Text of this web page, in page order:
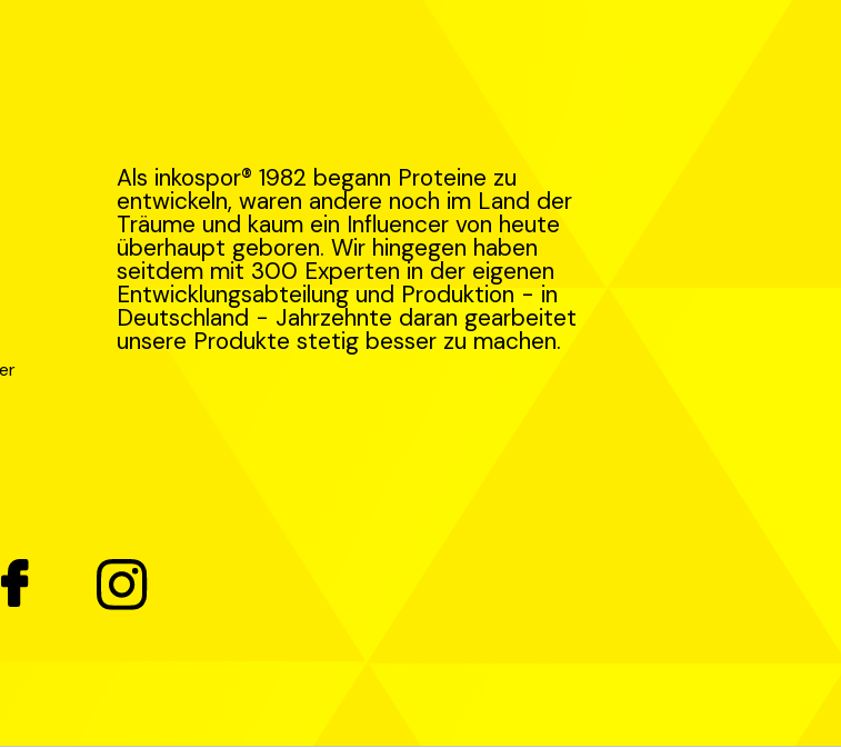
Als inkospor® 1982 begann Proteine zu
entwickeln, waren andere noch im Land der
Träume und kaum ein Influencer von heute
überhaupt geboren. Wir hingegen haben
seitdem mit 300 Experten in der eigenen
Entwicklungsabteilung und Produktion - in
Deutschland - Jahrzehnte daran gearbeitet
unsere Produkte stetig besser zu machen.